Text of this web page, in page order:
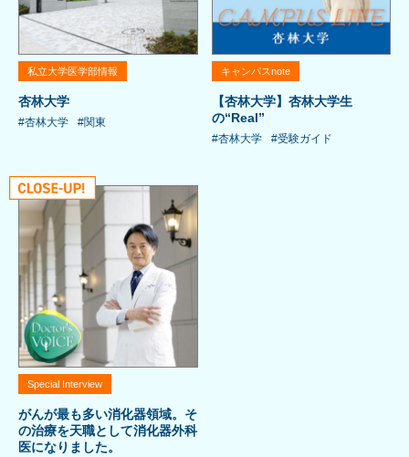
私立大学医学部情報
杏林大学
#杏林大学 #関東
キャンパスnote
【杏林大学】杏林大学生
の“Real”
#杏林大学 #受験ガイド
Special Interview
がんが最も多い消化器領域。そ
の治療を天職として消化器外科
医になりました。